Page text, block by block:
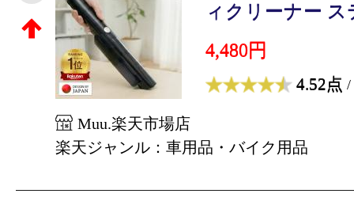
ィクリーナー ス
4,480円
4.52点 /
Muu.楽天市場店
楽天ジャンル：車用品・バイク用品